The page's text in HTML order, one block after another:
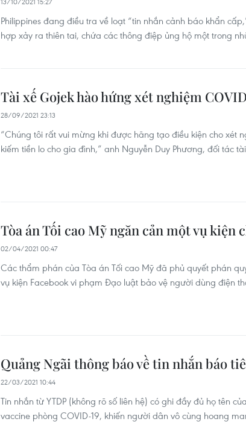
Philippines đang điều tra về loạt “tin nhắn cảnh báo khẩn
hợp xảy ra thiên tai, chứa các thông điệp ủng hộ một trong
Tài xế Gojek hào hứng xét nghiệm
28/09/2021 23:13
“Chúng tôi rất vui mừng khi được hãng tạo điều kiện cho xét
kiếm tiền lo cho gia đình,” anh Nguyễn Duy Phương, đối tác
Tòa án Tối cao Mỹ ngăn cản một vụ kiện
02/04/2021 00:47
Các thẩm phán của Tòa án Tối cao Mỹ đã phủ quyết phán
vụ kiện Facebook vi phạm Đạo luật bảo vệ người dùng điện
Quảng Ngãi thông báo về tin nhắn báo
22/03/2021 10:44
Tin nhắn từ YTDP (không rõ số liên hệ) có ghi đầy đủ họ tên
vaccine phòng COVID-19, khiến người dân vô cùng hoang